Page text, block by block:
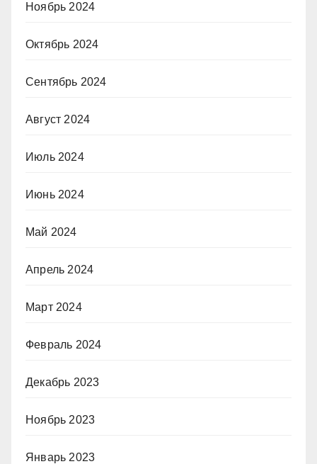
Ноябрь 2024
Октябрь 2024
Сентябрь 2024
Август 2024
Июль 2024
Июнь 2024
Май 2024
Апрель 2024
Март 2024
Февраль 2024
Декабрь 2023
Ноябрь 2023
Январь 2023